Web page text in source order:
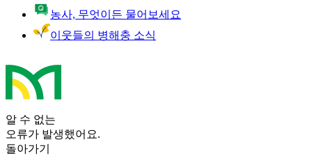
농사, 무엇이든 물어보세요
이웃들의 병해충 소식
알 수 없는
오류가 발생했어요.
돌아가기